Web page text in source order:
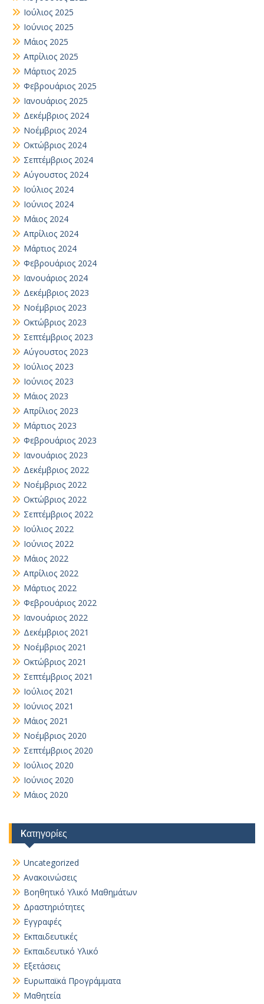
Ιούλιος 2025
Ιούνιος 2025
Μάιος 2025
Απρίλιος 2025
Μάρτιος 2025
Φεβρουάριος 2025
Ιανουάριος 2025
Δεκέμβριος 2024
Νοέμβριος 2024
Οκτώβριος 2024
Σεπτέμβριος 2024
Αύγουστος 2024
Ιούλιος 2024
Ιούνιος 2024
Μάιος 2024
Απρίλιος 2024
Μάρτιος 2024
Φεβρουάριος 2024
Ιανουάριος 2024
Δεκέμβριος 2023
Νοέμβριος 2023
Οκτώβριος 2023
Σεπτέμβριος 2023
Αύγουστος 2023
Ιούλιος 2023
Ιούνιος 2023
Μάιος 2023
Απρίλιος 2023
Μάρτιος 2023
Φεβρουάριος 2023
Ιανουάριος 2023
Δεκέμβριος 2022
Νοέμβριος 2022
Οκτώβριος 2022
Σεπτέμβριος 2022
Ιούλιος 2022
Ιούνιος 2022
Μάιος 2022
Απρίλιος 2022
Μάρτιος 2022
Φεβρουάριος 2022
Ιανουάριος 2022
Δεκέμβριος 2021
Νοέμβριος 2021
Οκτώβριος 2021
Σεπτέμβριος 2021
Ιούλιος 2021
Ιούνιος 2021
Μάιος 2021
Νοέμβριος 2020
Σεπτέμβριος 2020
Ιούλιος 2020
Ιούνιος 2020
Μάιος 2020
Kατηγορίες
Uncategorized
Ανακοινώσεις
Βοηθητικό Yλικό Mαθημάτων
Δραστηριότητες
Εγγραφές
Εκπαιδευτικές
Εκπαιδευτικό Υλικό
Εξετάσεις
Ευρωπαϊκά Προγράμματα
Μαθητεία